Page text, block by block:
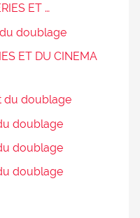
ET …
doublage
ET DU CINEMA
du doublage
doublage
doublage
doublage